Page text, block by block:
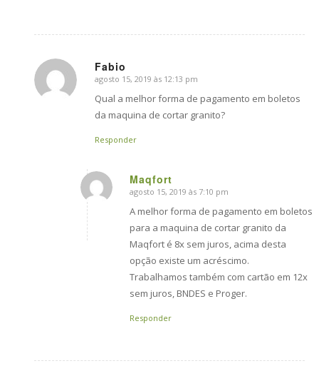
Fabio
says:
agosto 15, 2019 às 12:13 pm
Qual a melhor forma de pagamento em boletos
da maquina de cortar granito?
Responder
Maqfort
says:
agosto 15, 2019 às 7:10 pm
A melhor forma de pagamento em boletos
para a maquina de cortar granito da
Maqfort é 8x sem juros, acima desta
opção existe um acréscimo.
Trabalhamos também com cartão em 12x
sem juros, BNDES e Proger.
Responder